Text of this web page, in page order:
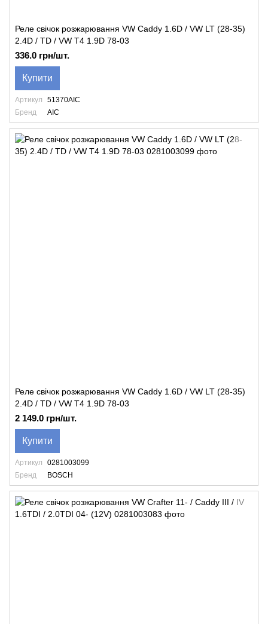
Реле свічок розжарювання VW Caddy 1.6D / VW LT (28-35)
2.4D / TD / VW T4 1.9D 78-03
336.0 грн/шт.
Купити
Артикул
51370AIC
Бренд
AIC
Реле свічок розжарювання VW Caddy 1.6D / VW LT (28-35)
2.4D / TD / VW T4 1.9D 78-03
2 149.0 грн/шт.
Купити
Артикул
0281003099
Бренд
BOSCH